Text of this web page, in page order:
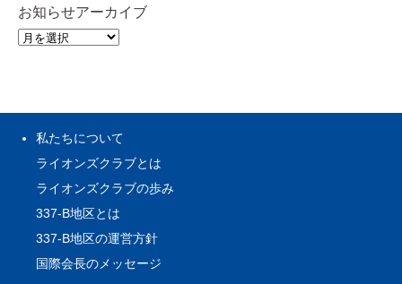
お知らせアーカイブ
私たちについて
ライオンズクラブとは
ライオンズクラブの歩み
337-B地区とは
337-B地区の運営方針
国際会長のメッセージ